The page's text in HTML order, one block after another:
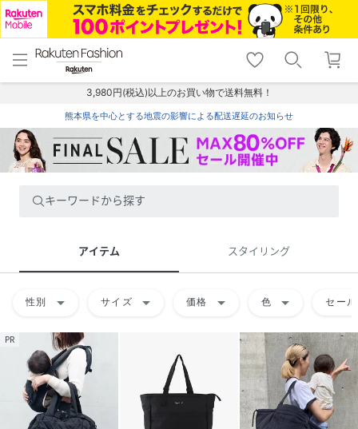
menu home
トップ
shopping_cart lock_outline
ログイン
3,980円(税込)以上のお買い物で送料無料！
熊本県を中心とする地震の影響による配送遅延のお知らせ
キーワードから探す
アイテム スタイリング
性別 arrow_drop_down サイズ arrow_drop_down 価格 arrow_drop_down 色 arrow_drop_down セール
PR